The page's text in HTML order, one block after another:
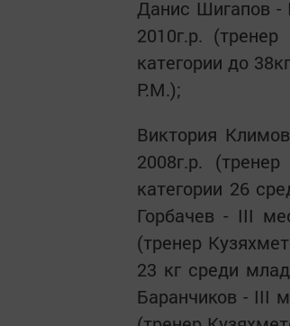
Данис Шигапов -
2010г.р.
категории до
Р.М.);
Виктория
2008г.р.
категории 26
Горбачев - III
(тренер
23 кг среди
Баранчиков - III